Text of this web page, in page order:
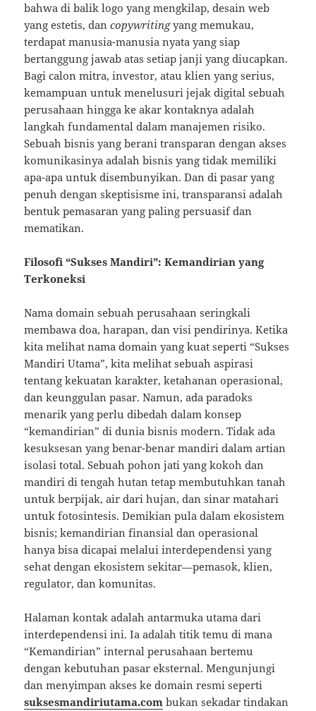
bahwa di balik logo yang mengkilap, desain web
yang estetis, dancopywritingyang memukau,
terdapat manusia-manusia nyata yang siap
bertanggung jawab atas setiap janji yang diucapkan.
Bagi calon mitra, investor, atau klien yang serius,
kemampuan untuk menelusuri jejak digital sebuah
perusahaan hingga ke akar kontaknya adalah
langkah fundamental dalam manajemen risiko.
Sebuah bisnis yang berani transparan dengan akses
komunikasinya adalah bisnis yang tidak memiliki
apa-apa untuk disembunyikan. Dan di pasar yang
penuh dengan skeptisisme ini, transparansi adalah
bentuk pemasaran yang paling persuasif dan
mematikan.
Filosofi “Sukses Mandiri”: Kemandirian yang
Terkoneksi
Nama domain sebuah perusahaan seringkali
membawa doa, harapan, dan visi pendirinya. Ketika
kita melihat nama domain yang kuat seperti “Sukses
Mandiri Utama”, kita melihat sebuah aspirasi
tentang kekuatan karakter, ketahanan operasional,
dan keunggulan pasar. Namun, ada paradoks
menarik yang perlu dibedah dalam konsep
“kemandirian” di dunia bisnis modern. Tidak ada
kesuksesan yang benar-benar mandiri dalam artian
isolasi total. Sebuah pohon jati yang kokoh dan
mandiri di tengah hutan tetap membutuhkan tanah
untuk berpijak, air dari hujan, dan sinar matahari
untuk fotosintesis. Demikian pula dalam ekosistem
bisnis; kemandirian finansial dan operasional
hanya bisa dicapai melalui interdependensi yang
sehat dengan ekosistem sekitar—pemasok, klien,
regulator, dan komunitas.
Halaman kontak adalah antarmuka utama dari
interdependensi ini. Ia adalah titik temu di mana
“Kemandirian” internal perusahaan bertemu
dengan kebutuhan pasar eksternal. Mengunjungi
dan menyimpan akses ke domain resmi seperti
suksesmandiriutama.com bukan sekadar tindakan